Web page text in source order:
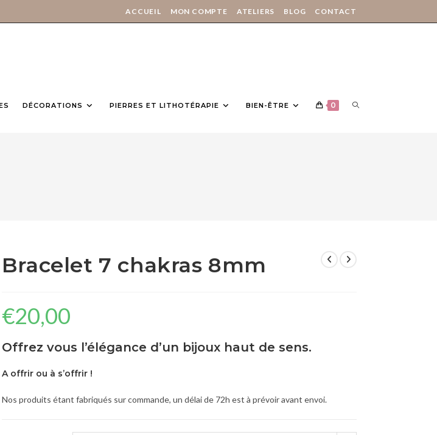
ACCUEIL MON COMPTE ATELIERS BLOG CONTACT
DÉCORATIONS PIERRES ET LITHOTÉRAPIE BIEN-ÊTRE 0
Bracelet 7 chakras 8mm
€20,00
Offrez vous l’élégance d’un bijoux haut de sens.
A offrir ou à s’offrir !
Nos produits étant fabriqués sur commande, un délai de 72h est à prévoir avant envoi.